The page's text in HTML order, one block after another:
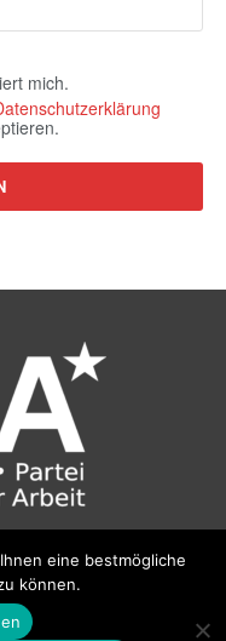
mich.
Drorygasse 21, 1030
eine bestmögliche
können.